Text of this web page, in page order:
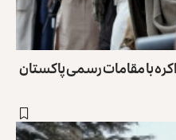
با مقامات رسمی پاکستان